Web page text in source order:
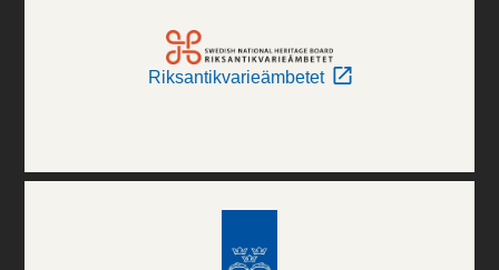
Riksantikvarieämbetet